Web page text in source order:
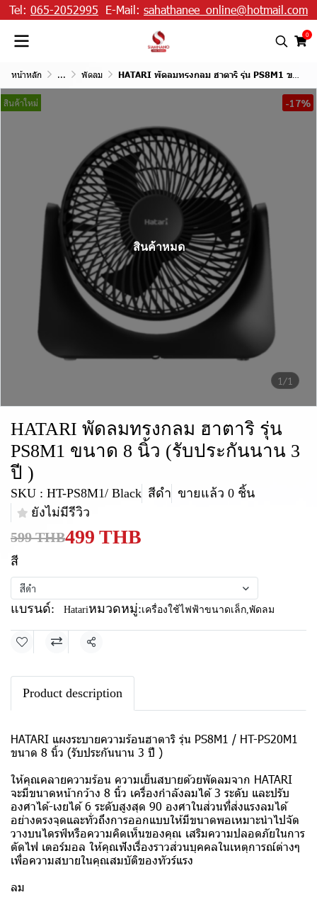
Tel: 065-2052995 E-Mail: sahathanee_online@hotmail.com
0
หน้าหลัก ... พัดลม HATARI พัดลมทรงกลม ฮาตาริ รุ่น PS8M1 ขนาด 8 นิ้ว (รับประกันนาน 3 ปี )
1/1
สินค้าใหม่ -17%
สินค้าหมด
HATARI พัดลมทรงกลม ฮาตาริ รุ่น
PS8M1 ขนาด 8 นิ้ว (รับประกันนาน 3
ปี )
SKU : HT-PS8M1/ Black สีดำ ขายแล้ว 0 ชิ้น
ยังไม่มีรีวิว
599 THB499 THB
สี
สีดำ
แบรนด์: Hatariหมวดหมู่:เครื่องใช้ไฟฟ้าขนาดเล็ก,พัดลม
แชร์
Product description
HATARI แผงระบายความร้อนฮาตาริ รุ่น PS8M1 / HT-PS20M1
ขนาด 8 นิ้ว (รับประกันนาน 3 ปี )
ให้คุณคลายความร้อน ความเย็นสบายด้วยพัดลมจาก HATARI
จะมีขนาดหน้ากว้าง 8 นิ้ว เครื่องกำลังลมได้ 3 ระดับ และปรับ
องศาได้-เงยได้ 6 ระดับสูงสุด 90 องศาในส่วนที่ส่งแรงลมได้
อย่างตรงจุดและทั่วถึงการออกแบบให้มีขนาดพอเหมาะนำไปจัด
วางบนไดรฟ์หรือความคิดเห็นของคุณ เสริมความปลอดภัยในการ
ตัดไฟ เตอร์มอล ให้คุณฟังเรื่องราวส่วนบุคคลในเหตุการณ์ต่างๆ
เพื่อความสบายในคุณสมบัติของทัวร์แรง
ลม